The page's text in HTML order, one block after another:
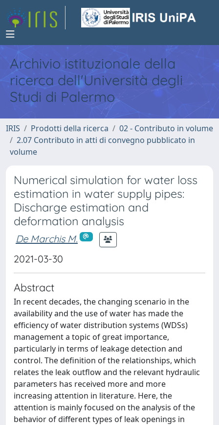
Archivio istituzionale della
ricerca dell'Università degli
Studi di Palermo
IRIS Prodotti della ricerca
02 - Contributo in volume
2.07 Contributo in atti di convegno pubblicato in
volume
Numerical simulation for water loss
estimation in water supply pipes:
Discharge estimation and
deformation analysis
De Marchis M.
2021-03-30
Abstract
In recent decades, the changing scenario in the
availability and the use of water has made the
efficiency of water distribution systems (WDSs)
management a topic of great importance,
particularly in terms of leakage detection and
control. The definition of the relationships, which
relates the leak outflow and the relevant hydraulic
parameters has received more and more
increasing attention in literature. Here, the
attention is mainly focused on the analysis of the
behavior of different types of leak openings in